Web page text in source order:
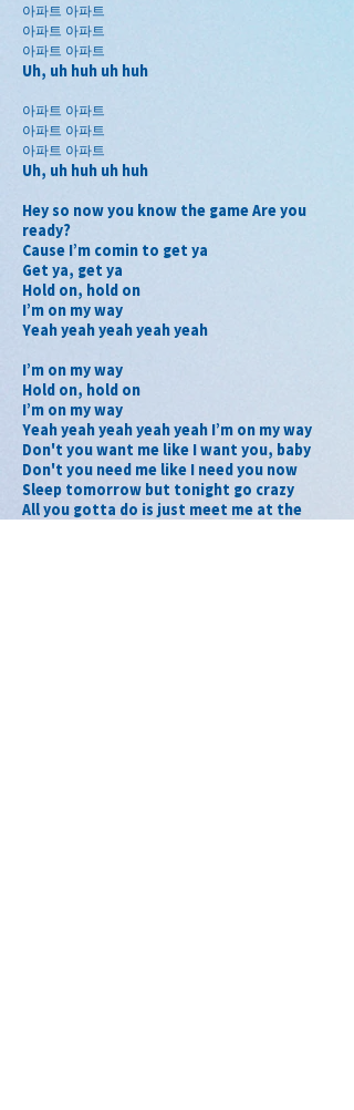
아파트 아파트
아파트 아파트
아파트 아파트
Uh, uh huh uh huh
아파트 아파트
아파트 아파트
아파트 아파트
Uh, uh huh uh huh
Hey so now you know the game Are you
ready?
Cause I’m comin to get ya
Get ya, get ya
Hold on, hold on
I’m on my way
Yeah yeah yeah yeah yeah
I’m on my way
Hold on, hold on
I’m on my way
Yeah yeah yeah yeah yeah I’m on my way
Don't you want me like I want you, baby
Don't you need me like I need you now
Sleep tomorrow but tonight go crazy
All you gotta do is just meet me at the